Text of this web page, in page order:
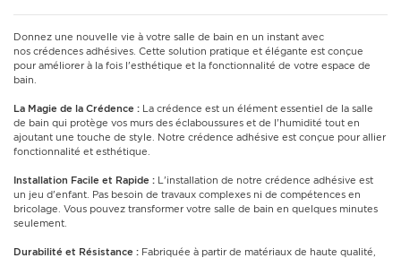
Donnez une nouvelle vie à votre salle de bain en un instant avec
nos crédences adhésives. Cette solution pratique et élégante est conçue
pour améliorer à la fois l'esthétique et la fonctionnalité de votre espace de
bain.
La Magie de la Crédence : La crédence est un élément essentiel de la salle
de bain qui protège vos murs des éclaboussures et de l'humidité tout en
ajoutant une touche de style. Notre crédence adhésive est conçue pour allier
fonctionnalité et esthétique.
Installation Facile et Rapide : L'installation de notre crédence adhésive est
un jeu d'enfant. Pas besoin de travaux complexes ni de compétences en
bricolage. Vous pouvez transformer votre salle de bain en quelques minutes
seulement.
Durabilité et Résistance : Fabriquée à partir de matériaux de haute qualité,